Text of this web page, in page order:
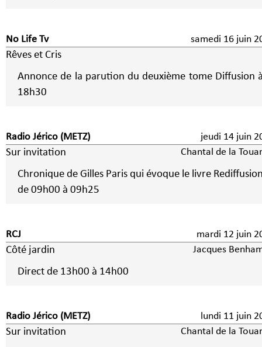
No Life Tv samedi 16 juin
Rêves et Cris
Annonce de la parution du deuxième tome Diffusion
18h30
Radio Jérico (METZ) jeudi 14 juin
Sur invitation Chantal de la
Chronique de Gilles Paris qui évoque le livre
de 09h00 à 09h25
RCJ mardi 12 juin
Côté jardin Jacques
Direct de 13h00 à 14h00
Radio Jérico (METZ) lundi 11 juin
Sur invitation Chantal de la